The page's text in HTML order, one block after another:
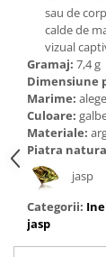
Bijuterii
sau de
calde de
vizual
Gramaj: 7,4 g
Dimensiune
Marime:
Culoare:
Materiale:
Piatra
jasp
Categorii:
jasp